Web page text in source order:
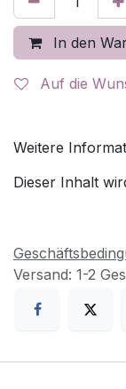
In den
Auf die
Weitere
Dieser Inhalt
Versand: 1-2